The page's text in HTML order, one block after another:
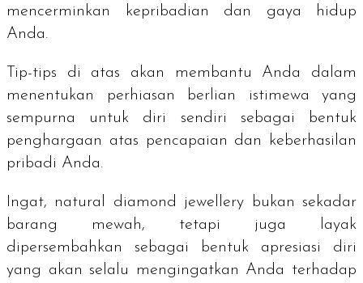
mencerminkan kepribadian dan gaya hidup
Anda.
Tip-tips di atas akan membantu Anda dalam
menentukan perhiasan berlian istimewa yang
sempurna untuk diri sendiri sebagai bentuk
penghargaan atas pencapaian dan keberhasilan
pribadi Anda.
Ingat, natural diamond jewellery bukan sekadar
barang mewah, tetapi juga layak
dipersembahkan sebagai bentuk apresiasi diri
yang akan selalu mengingatkan Anda terhadap